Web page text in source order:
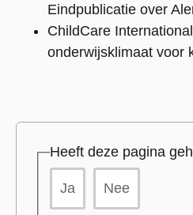
Eindpublicatie over
ChildCare
onderwijsklimaat voor
Heeft deze pagina
Ja Nee